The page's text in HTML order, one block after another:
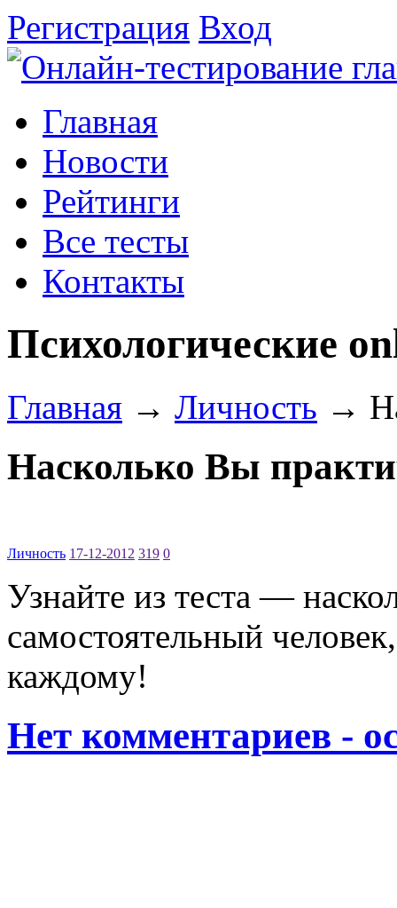
Регистрация Вход
Главная
Новости
Рейтинги
Все тесты
Контакты
Психологические
Главная → Личность →
Насколько Вы
Личность 17-12-2012 319 0
Узнайте из теста —
самостоятельный
каждому!
Нет комментариев -